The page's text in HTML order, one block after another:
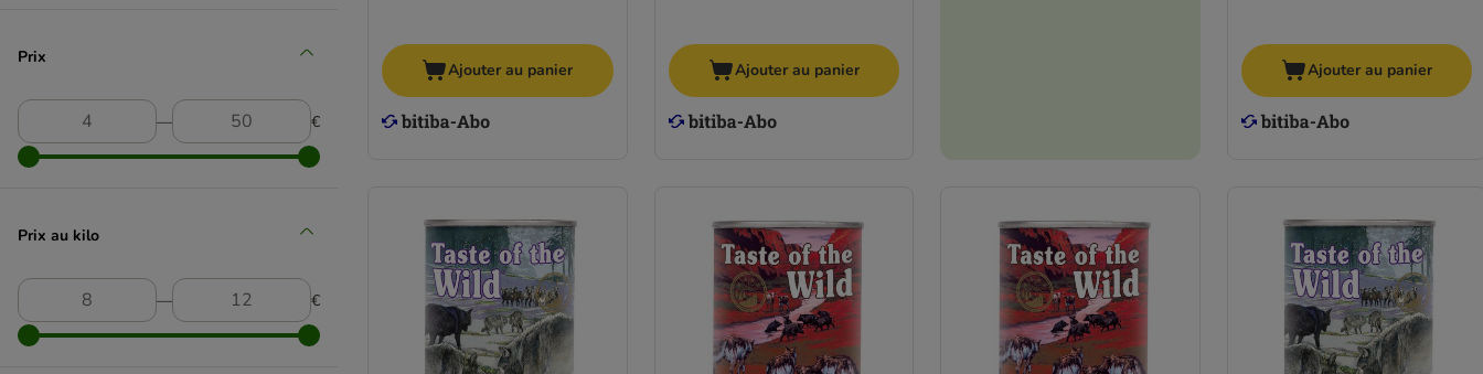
Integra Protect
Josera
Lucky Jim
Lily's Kitchen
Magnusson
Natura Diet
Natural Greatness
Prix
― €
Prix au kilo
― €
Ajouter au panier Ajouter au panier Ajouter au panier